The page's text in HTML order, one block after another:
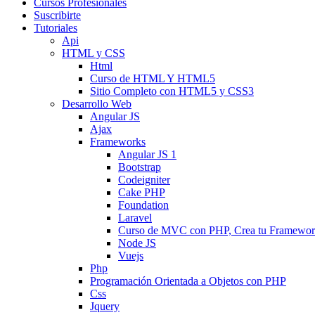
Cursos Profesionales
Suscribirte
Tutoriales
Api
HTML y CSS
Html
Curso de HTML Y HTML5
Sitio Completo con HTML5 y CSS3
Desarrollo Web
Angular JS
Ajax
Frameworks
Angular JS 1
Bootstrap
Codeigniter
Cake PHP
Foundation
Laravel
Curso de MVC con PHP, Crea tu
Node JS
Vuejs
Php
Programación Orientada a Objetos con PHP
Css
Jquery